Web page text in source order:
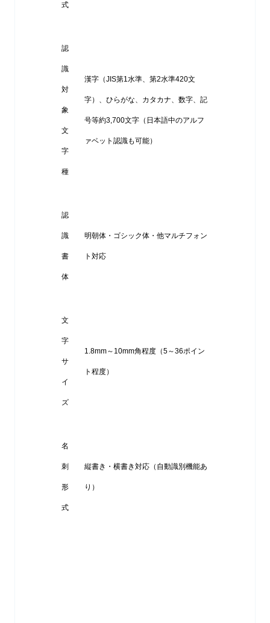
式
認
識
対
象
文
字
種
漢字（JIS第1水準、第2水準420文
字）、ひらがな、カタカナ、数字、記
号等約3,700文字（日本語中のアルフ
ァベット認識も可能）
認
識
書
体
明朝体・ゴシック体・他マルチフォン
ト対応
文
字
サ
イ
ズ
1.8mm～10mm角程度（5～36ポイン
ト程度）
名
刺
形
式
縦書き・横書き対応（自動識別機能あ
り）